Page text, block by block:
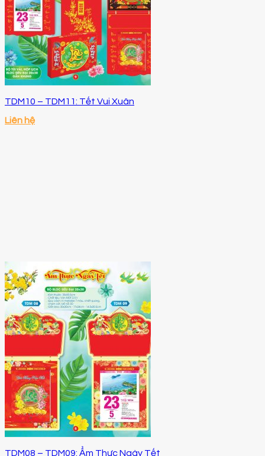
TDM10 – TDM11: Tết Vui Xuân
Liên hệ
TDM08 – TDM09: Ẩm Thực Ngày Tết